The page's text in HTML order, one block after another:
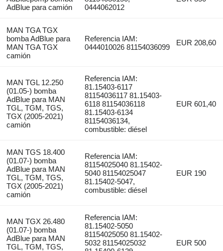
AdBlue para camión
0444062012
MAN TGA TGX
bomba AdBlue para
MAN TGA TGX
camión
Referencia IAM:
0444010026 81154036099
EUR 208,60
MAN TGL 12.250
(01.05-) bomba
AdBlue para MAN
TGL, TGM, TGS,
TGX (2005-2021)
camión
Referencia IAM:
81.15403-6117
81154036117 81.15403-
6118 81154036118
81.15403-6134
81154036134,
combustible: diésel
EUR 601,40
MAN TGS 18.400
(01.07-) bomba
AdBlue para MAN
TGL, TGM, TGS,
TGX (2005-2021)
camión
Referencia IAM:
81154025040 81.15402-
5040 81154025047
81.15402-5047,
combustible: diésel
EUR 190
MAN TGX 26.480
(01.07-) bomba
AdBlue para MAN
TGL, TGM, TGS,
Referencia IAM:
81.15402-5050
81154025050 81.15402-
5032 81154025032
EUR 500